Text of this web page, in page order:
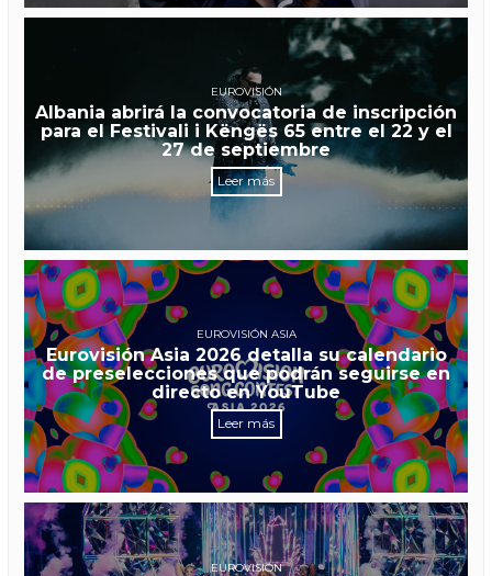
EUROVISIÓN
Albania abrirá la convocatoria de inscripción
para el Festivali i Këngës 65 entre el 22 y el
27 de septiembre
Leer más
EUROVISIÓN ASIA
Eurovisión Asia 2026 detalla su calendario
de preselecciones que podrán seguirse en
directo en YouTube
Leer más
EUROVISIÓN